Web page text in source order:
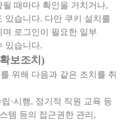
때마다 확인을 거치거나,
있습니다. 다만 쿠키 설치를
로그인이 필요한 일부
있습니다.
보조치)
위해 다음과 같은 조치를 취
·시행, 정기적 직원 교육 등
템 등의 접근권한 관리,